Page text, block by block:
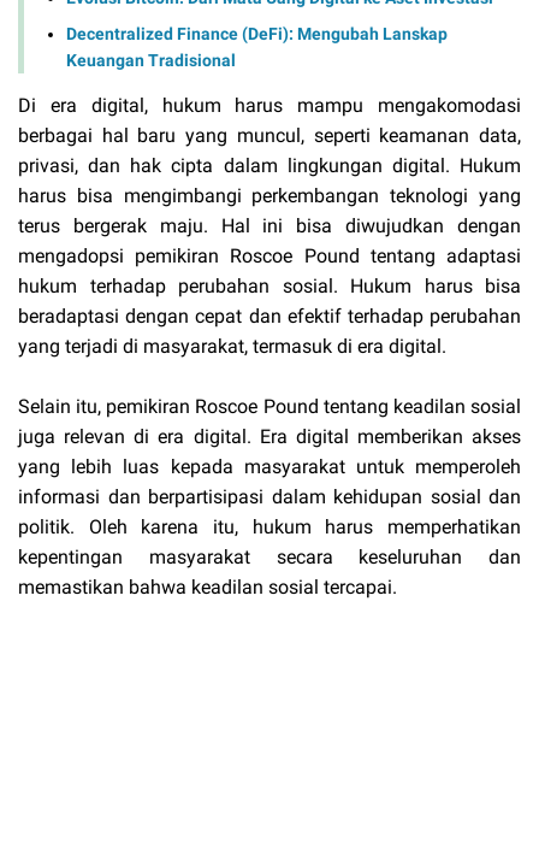
Decentralized Finance (DeFi): Mengubah Lanskap
Keuangan Tradisional
Di era digital, hukum harus mampu mengakomodasi
berbagai hal baru yang muncul, seperti keamanan data,
privasi, dan hak cipta dalam lingkungan digital. Hukum
harus bisa mengimbangi perkembangan teknologi yang
terus bergerak maju. Hal ini bisa diwujudkan dengan
mengadopsi pemikiran Roscoe Pound tentang adaptasi
hukum terhadap perubahan sosial. Hukum harus bisa
beradaptasi dengan cepat dan efektif terhadap perubahan
yang terjadi di masyarakat, termasuk di era digital.
Selain itu, pemikiran Roscoe Pound tentang keadilan sosial
juga relevan di era digital. Era digital memberikan akses
yang lebih luas kepada masyarakat untuk memperoleh
informasi dan berpartisipasi dalam kehidupan sosial dan
politik. Oleh karena itu, hukum harus memperhatikan
kepentingan masyarakat secara keseluruhan dan
memastikan bahwa keadilan sosial tercapai.